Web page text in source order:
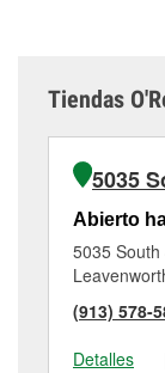
Tiendas
5035
Abierto
5035
(913) 578-
Detalles